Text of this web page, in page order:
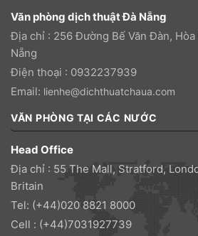
Văn phòng dịch thuật Đà Nẵng
Địa chỉ : 256 Đường Bế Văn Đàn,
Nẵng
Điện thoại : 0932237939
Email: lienhe@dichthuatchaua.com
VĂN PHÒNG TẠI CÁC NƯỚC
Head Office
Địa chỉ : 55 The Mall, Stratford,
Britain
Tel: (+44)020 8821 8000
Cell : (+44)7031927739